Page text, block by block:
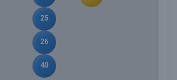
25
26
40